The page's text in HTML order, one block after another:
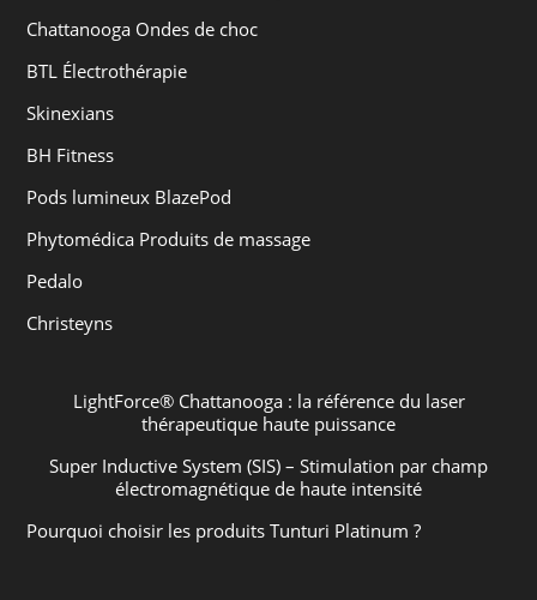
Chattanooga Ondes de choc
BTL Électrothérapie
Skinexians
BH Fitness
Pods lumineux BlazePod
Phytomédica Produits de massage
Pedalo
Christeyns
LightForce® Chattanooga : la référence du laser
thérapeutique haute puissance
Super Inductive System (SIS) – Stimulation par champ
électromagnétique de haute intensité
Pourquoi choisir les produits Tunturi Platinum ?